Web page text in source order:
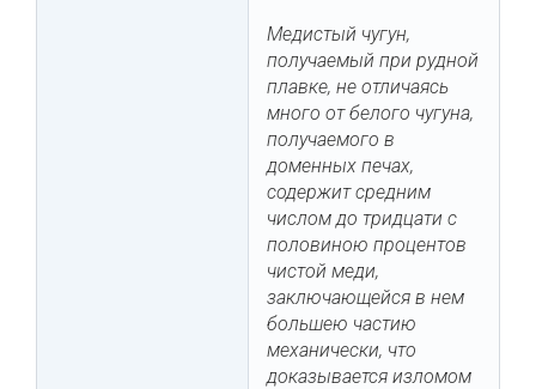
Медистый чугун,
получаемый при рудной
плавке, не отличаясь
много от белого чугуна,
получаемого в
доменных печах,
содержит средним
числом до тридцати с
половиною процентов
чистой меди,
заключающейся в нем
большею частию
механически, что
доказывается изломом